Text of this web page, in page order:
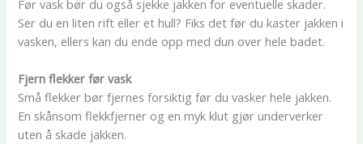
Før vask bør du også sjekke jakken for eventuelle skader.
Ser du en liten rift eller et hull? Fiks det før du kaster jakken i
vasken, ellers kan du ende opp med dun over hele badet.
Fjern flekker før vask
Små flekker bør fjernes forsiktig før du vasker hele jakken.
En skånsom flekkfjerner og en myk klut gjør underverker
uten å skade jakken.